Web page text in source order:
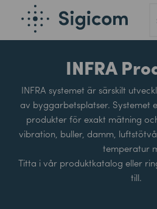
INFRA
INFRA systemet är särskilt
av byggarbetsplatser. Systemet
produkter för exakt mätning
vibration, buller, damm,
temperatur
Titta i vår produktkatalog eller
till.